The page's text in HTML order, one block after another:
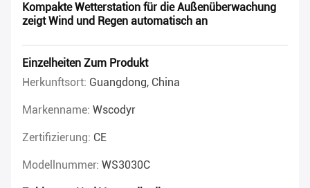
Kompakte Wetterstation für die Außenüberwachung
zeigt Wind und Regen automatisch an
Einzelheiten Zum Produkt
Herkunftsort: Guangdong, China
Markenname: Wscodyr
Zertifizierung: CE
Modellnummer: WS3030C